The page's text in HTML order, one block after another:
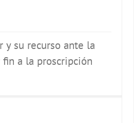
y su recurso ante la
fin a la proscripción